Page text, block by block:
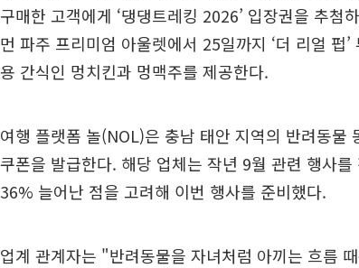
구매한 고객에게 ‘댕댕트레킹 2026’ 입장권을 추첨
먼 파주 프리미엄 아울렛에서 25일까지 ‘더 리얼 펍
용 간식인 멍치킨과 멍맥주를 제공한다.
여행 플랫폼 놀(NOL)은 충남 태안 지역의 반려동물
쿠폰을 발급한다. 해당 업체는 작년 9월 관련 행사
36% 늘어난 점을 고려해 이번 행사를 준비했다.
업계 관계자는 "반려동물을 자녀처럼 아끼는 흐름